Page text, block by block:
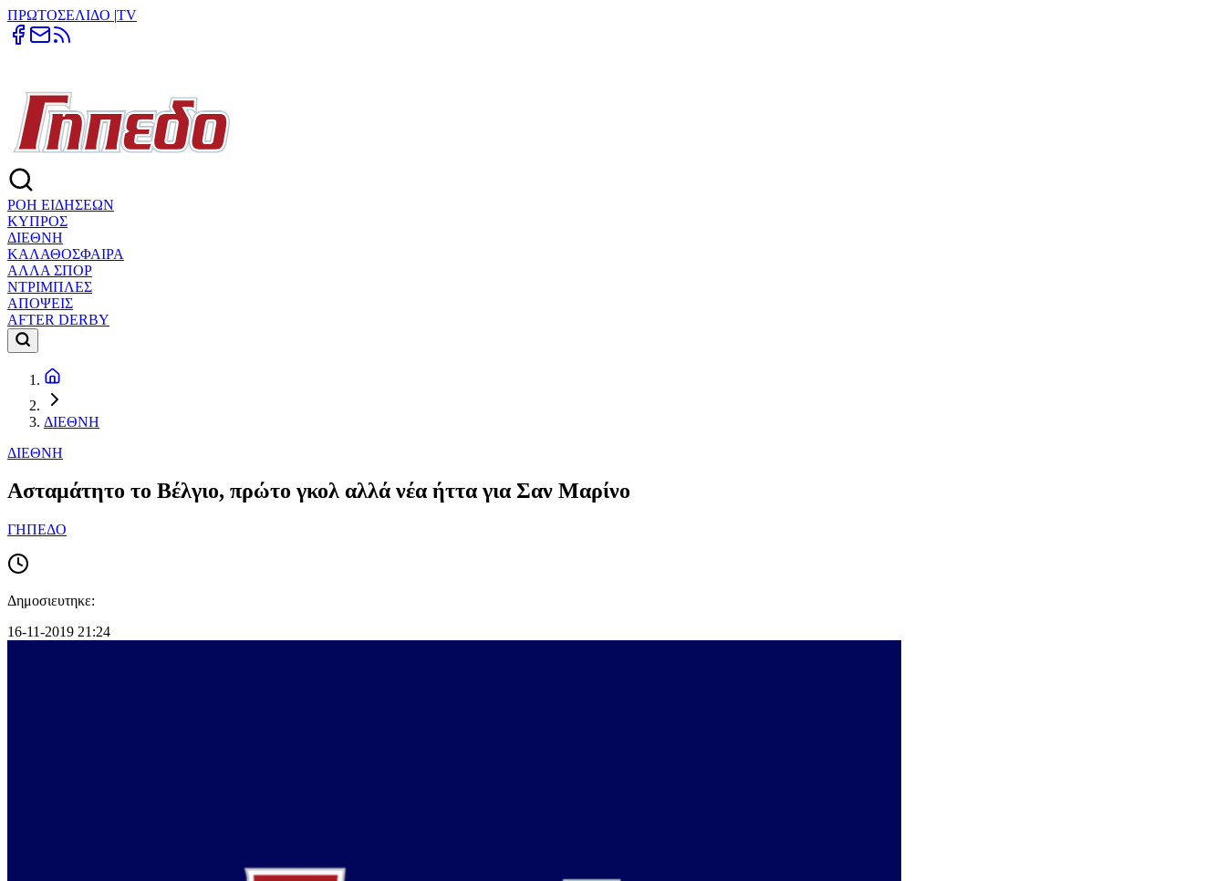
ΠΡΩΤΟΣΕΛΙΔΟ |TV
ΡΟΗ ΕΙΔΗΣΕΩΝ
ΚΥΠΡΟΣ
ΔΙΕΘΝΗ
ΚΑΛΑΘΟΣΦΑΙΡΑ
ΑΛΛΑ ΣΠΟΡ
ΝΤΡΙΜΠΛΕΣ
ΑΠΟΨΕΙΣ
AFTER DERBY
ΔΙΕΘΝΗ
ΔΙΕΘΝΗ
Ασταμάτητο το Βέλγιο, πρώτο γκολ αλλά νέα ήττα για Σαν Μαρίνο
ΓΗΠΕΔΟ
Δημοσιευτηκε:
16-11-2019 21:24